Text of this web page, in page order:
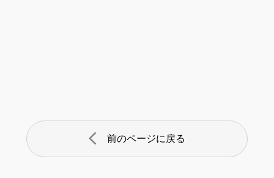
arrow_back_ios 前のページに戻る